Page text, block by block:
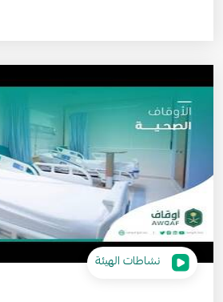
نشاطات الهيئة